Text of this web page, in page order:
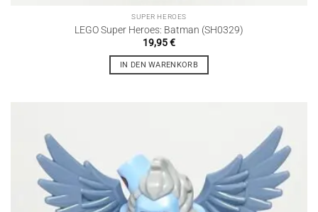
SUPER HEROES
LEGO Super Heroes: Batman (SH0329)
19,95€
IN DEN WARENKORB